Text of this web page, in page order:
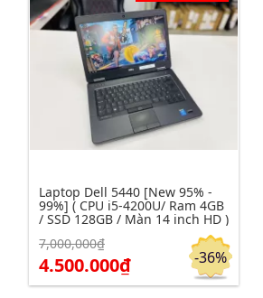
Click để xem chi tiết Đặt hàng
Laptop Dell 5440 [New 95% -
99%] ( CPU i5-4200U/ Ram 4GB
/ SSD 128GB / Màn 14 inch HD )
7,000,000₫
4.500.000₫ -36%